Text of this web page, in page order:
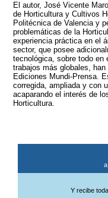
El autor, José Vicente
de Horticultura y Cultivos
Politécnica de Valencia y
problemáticas de la
experiencia práctica en el
sector, que posee
tecnológica, sobre todo
trabajos más globales,
Ediciones Mundi-Prensa.
corregida, ampliada y con
acaparando el interés de
Horticultura.
Y recibe